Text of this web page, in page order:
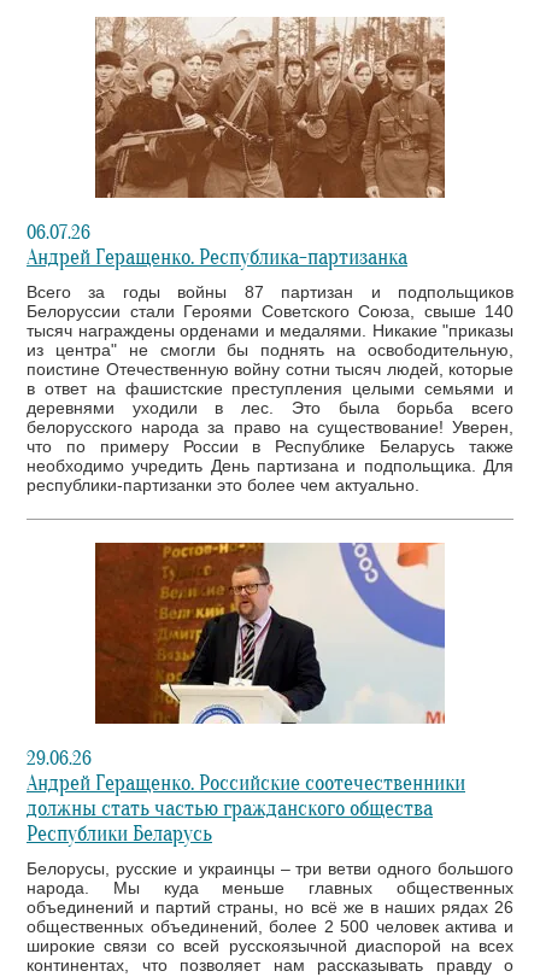
06.07.26
Андрей Геращенко. Республика-партизанка
Всего за годы войны 87 партизан и подпольщиков
Белоруссии стали Героями Советского Союза, свыше 140
тысяч награждены орденами и медалями. Никакие "приказы
из центра" не смогли бы поднять на освободительную,
поистине Отечественную войну сотни тысяч людей, которые
в ответ на фашистские преступления целыми семьями и
деревнями уходили в лес. Это была борьба всего
белорусского народа за право на существование! Уверен,
что по примеру России в Республике Беларусь также
необходимо учредить День партизана и подпольщика. Для
республики-партизанки это более чем актуально.
29.06.26
Андрей Геращенко. Российские соотечественники
должны стать частью гражданского общества
Республики Беларусь
Белорусы, русские и украинцы – три ветви одного большого
народа. Мы куда меньше главных общественных
объединений и партий страны, но всё же в наших рядах 26
общественных объединений, более 2 500 человек актива и
широкие связи со всей русскоязычной диаспорой на всех
континентах, что позволяет нам рассказывать правду о